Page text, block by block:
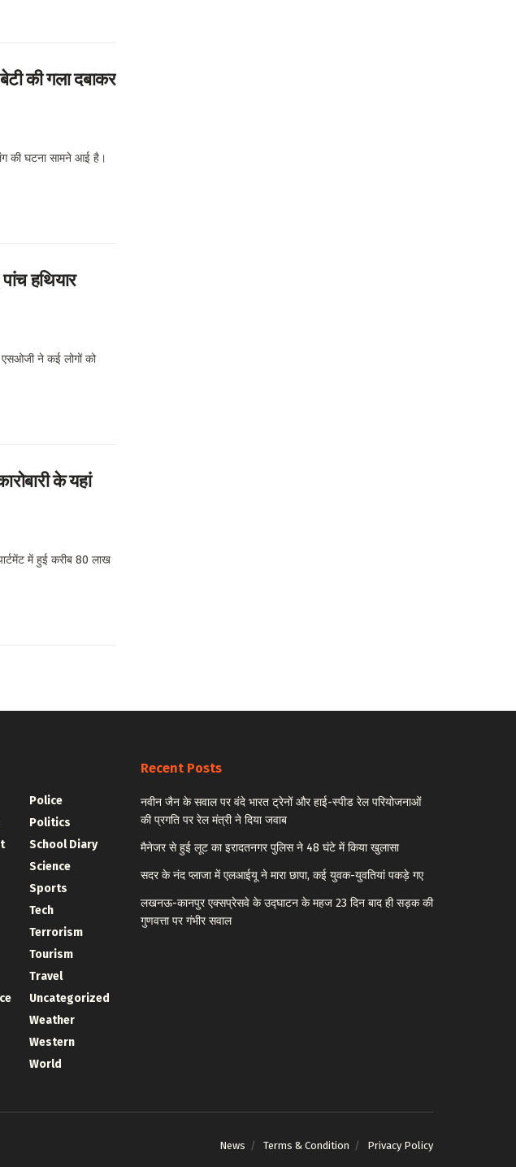
की गला दबाकर
की घटना सामने आई है।
हथियार
एसओजी ने कई लोगों को
के यहां
में हुई करीब 80 लाख
Police
Politics
School Diary
Science
Sports
Tech
Terrorism
Tourism
Travel
Uncategorized
Weather
Western
World
Recent Posts
नवीन जैन के सवाल पर वंदे भारत ट्रेनों और हाई-स्पीड रेल परियोजनाओं
की प्रगति पर रेल मंत्री ने दिया जवाब
मैनेजर से हुई लूट का इरादतनगर पुलिस ने 48 घंटे में किया खुलासा
सदर के नंद प्लाजा में एलआईयू ने मारा छापा, कई युवक-युवतियां पकड़े गए
लखनऊ-कानपुर एक्सप्रेसवे के उद्घाटन के महज 23 दिन बाद ही सड़क की
गुणवत्ता पर गंभीर सवाल
News Terms & Condition Privacy Policy